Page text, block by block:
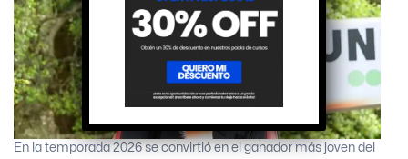
En la temporada 2026 se convirtió en el ganador más joven del